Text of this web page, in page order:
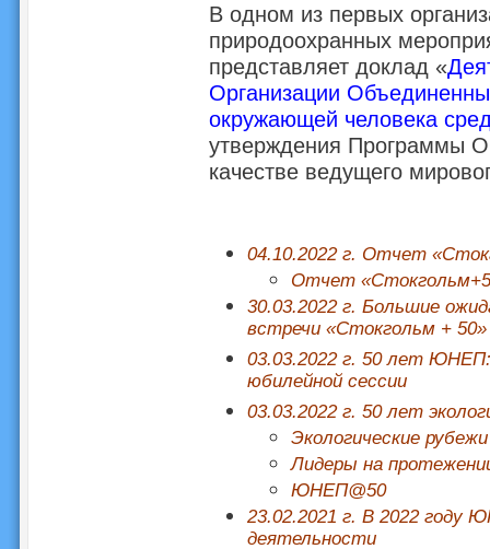
В одном из первых
природоохранных
представляет доклад «
Организации
окружающей человека
утверждения Программы
качестве ведущего
04.10.2022 г. Отчет
Отчет
30.03.2022 г. Большие
встречи «Стокгольм + 50»
03.03.2022 г. 50 лет
юбилейной сессии
03.03.2022 г. 50 лет
Экологические рубежи
Лидеры на
ЮНЕП@50
23.02.2021 г. В 2022
деятельности